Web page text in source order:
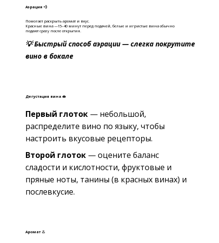
Аэрация 💨
Помогает раскрыть аромат и вкус.
Красные вина —15–40 минут перед подачей, белые и игристые вина обычно
подают сразу после открытия.
💡 Быстрый способ аэрации — слегка покрутите
вино в бокале
Дегустация вина 👄
Первый глоток— небольшой,
распределите вино по языку, чтобы
настроить вкусовые рецепторы.
Второй глоток— оцените баланс
сладости и кислотности, фруктовые и
пряные ноты, танины (в красных винах) и
послевкусие.
Аромат 👃